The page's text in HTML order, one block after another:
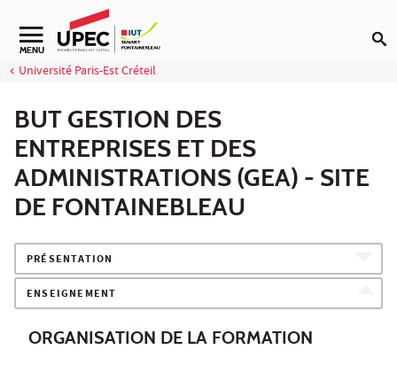
Aller au contenu
Navigation secondaire
MENU
Université Paris-Est Créteil
BUT GESTION DES
ENTREPRISES ET DES
ADMINISTRATIONS (GEA) - SITE
DE FONTAINEBLEAU
PRÉSENTATION
ENSEIGNEMENT
ORGANISATION DE LA FORMATION